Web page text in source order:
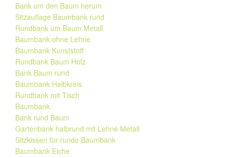
Bank um den Baum herum
Sitzauflage Baumbank rund
Rundbank um Baum Metall
Baumbank ohne Lehne
Baumbank Kunststoff
Rundbank Baum Holz
Bank Baum rund
Baumbank Halbkreis
Rundbank mit Tisch
Baumbank
Bank rund Baum
Gartenbank halbrund mit Lehne Metall
Sitzkissen für runde Baumbank
Baumbank Eiche